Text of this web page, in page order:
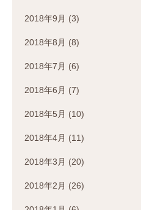
2018年9月 (3)
2018年8月 (8)
2018年7月 (6)
2018年6月 (7)
2018年5月 (10)
2018年4月 (11)
2018年3月 (20)
2018年2月 (26)